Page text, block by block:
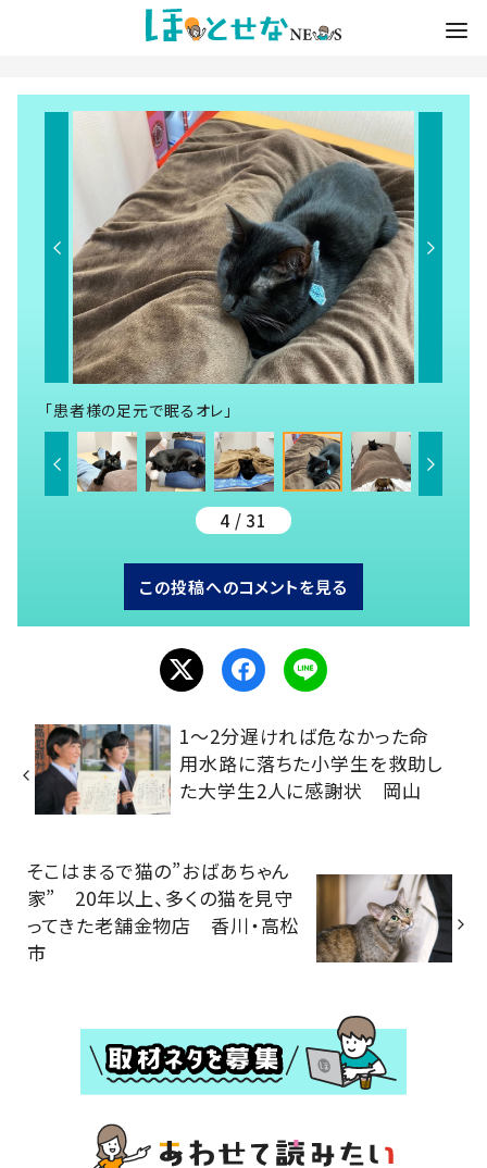
「患者様の足元で眠るオレ」
4 / 31
この投稿へのコメントを見る
1～2分遅ければ危なかった命
用水路に落ちた小学生を救助し
た大学生2人に感謝状 岡山
そこはまるで猫の”おばあちゃん
家” 20年以上、多くの猫を見守
ってきた老舗金物店 香川・高松
市